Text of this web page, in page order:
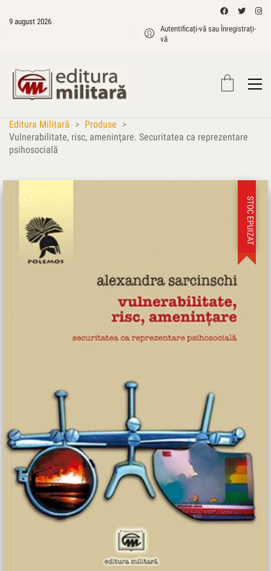
9 august 2026
Autentificați-vă sau Înregistrați-
vă
Editura Militară > Produse >
Vulnerabilitate, risc, ameninţare. Securitatea ca reprezentare
psihosocială
STOC EPUIZAT